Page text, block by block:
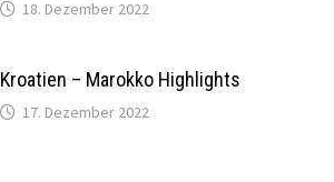
18. Dezember 2022
Kroatien – Marokko Highlights
17. Dezember 2022